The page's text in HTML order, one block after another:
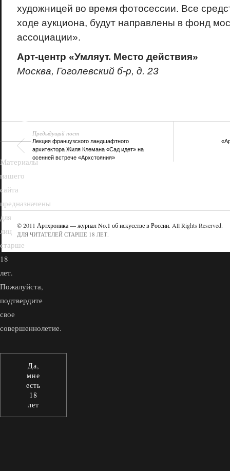
художницей во время фотосессии. Все
ходе аукциона, будут направлены в фонд
ассоциации».
Арт-центр «Умляут. Место действия»
Москва, Гоголевский б-р, д. 23
Предыдущий пост
Лекция французского ландшафтного
архитектора Жиля Клемана «Сад идет» на
осенней встрече «Архстояния»
© 2011 Артхроника — журнал No.1 об искусстве в России. All Rights Reserved.
ДЛЯ ЧИТАТЕЛЕЙ СТАРШЕ 18 ЛЕТ.
18+
Материалы
нашего
сайта
предназначены
для
лиц
старше
18
лет.
Пожалуйста,
подтвердите
свое
совершеннолетие.
Да,
мне
есть
18
лет